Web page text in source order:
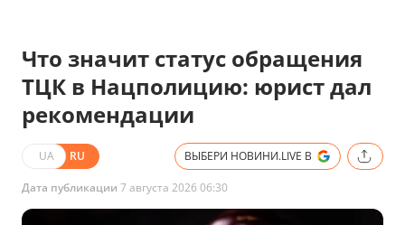
Что значит статус обращения
ТЦК в Нацполицию: юрист дал
рекомендации
UA RU ВЫБЕРИ НОВИНИ.LIVE В
Дата публикации 7 августа 2026 06:30